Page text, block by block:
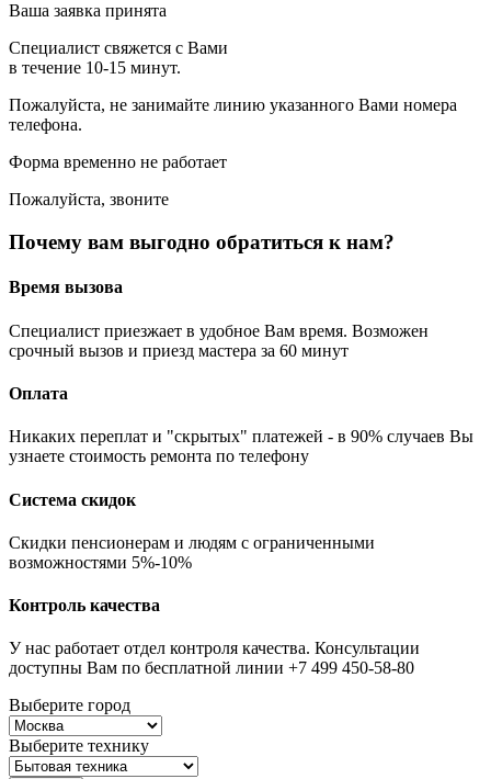
Ваша заявка принята
Специалист свяжется с Вами
в течение 10-15 минут.
Пожалуйста, не занимайте линию указанного Вами номера
телефона.
Форма временно не работает
Пожалуйста, звоните
Почему вам выгодно обратиться к нам?
Время вызова
Специалист приезжает в удобное Вам время. Возможен
срочный вызов и приезд мастера за 60 минут
Оплата
Никаких переплат и "скрытых" платежей - в 90% случаев Вы
узнаете стоимость ремонта по телефону
Система скидок
Скидки пенсионерам и людям с ограниченными
возможностями 5%-10%
Контроль качества
У нас работает отдел контроля качества. Консультации
доступны Вам по бесплатной линии +7 499 450-58-80
Выберите город
Выберите технику